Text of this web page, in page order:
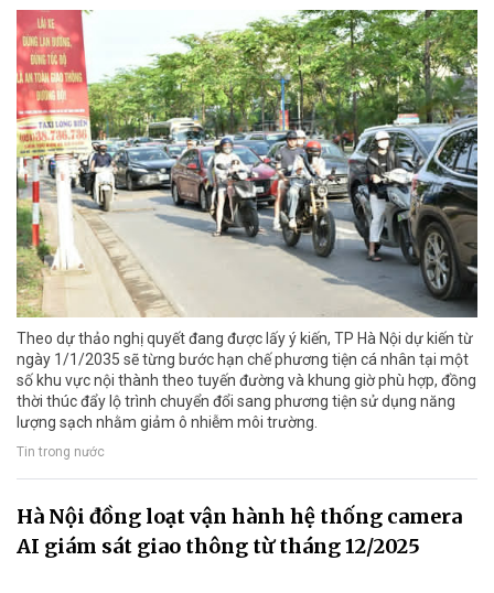
Theo dự thảo nghị quyết đang được lấy ý kiến, TP Hà Nội dự kiến từ
ngày 1/1/2035 sẽ từng bước hạn chế phương tiện cá nhân tại một
số khu vực nội thành theo tuyến đường và khung giờ phù hợp, đồng
thời thúc đẩy lộ trình chuyển đổi sang phương tiện sử dụng năng
lượng sạch nhằm giảm ô nhiễm môi trường.
Tin trong nước
Hà Nội đồng loạt vận hành hệ thống camera
AI giám sát giao thông từ tháng 12/2025